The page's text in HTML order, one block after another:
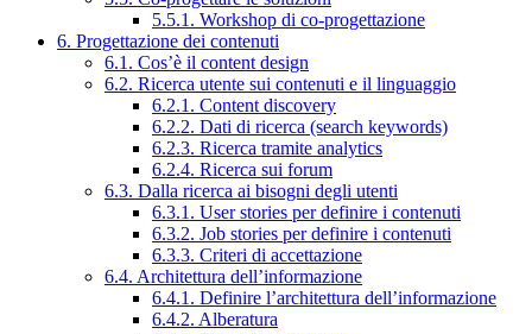
5.5.1. Workshop di co-progettazione
6. Progettazione dei contenuti
6.1. Cos’è il content design
6.2. Ricerca utente sui contenuti e il linguaggio
6.2.1. Content discovery
6.2.2. Dati di ricerca (search keywords)
6.2.3. Ricerca tramite analytics
6.2.4. Ricerca sui forum
6.3. Dalla ricerca ai bisogni degli utenti
6.3.1. User stories per definire i contenuti
6.3.2. Job stories per definire i contenuti
6.3.3. Criteri di accettazione
6.4. Architettura dell’informazione
6.4.1. Definire l’architettura dell’informazione
6.4.2. Alberatura